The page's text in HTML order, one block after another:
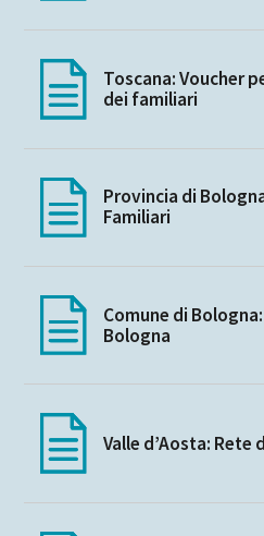
Toscana: Voucher
dei familiari
Provincia di
Familiari
Comune di
Bologna
Valle d’Aosta: Rete